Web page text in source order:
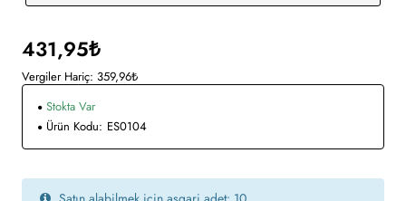
431,95₺
Vergiler Hariç: 359,96₺
Stokta Var
Ürün Kodu: ES0104